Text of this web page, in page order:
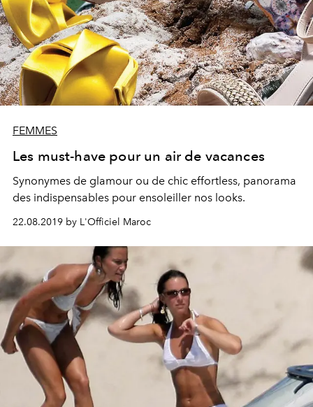
FEMMES
Les must-have pour un air de vacances
Synonymes de glamour ou de chic effortless, panorama
des indispensables pour ensoleiller nos looks.
22.08.2019 by L'Officiel Maroc